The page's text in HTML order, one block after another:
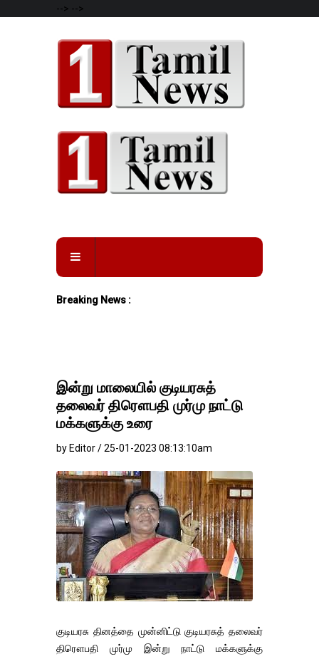
--> -->
Breaking News :
இன்று மாலையில் குடியரசுத்
தலைவர் திரௌபதி முர்மு நாட்டு
மக்களுக்கு உரை
by Editor / 25-01-2023 08:13:10am
குடியரசு தினத்தை முன்னிட்டு குடியரசுத் தலைவர்
திரௌபதி முர்மு இன்று நாட்டு மக்களுக்கு